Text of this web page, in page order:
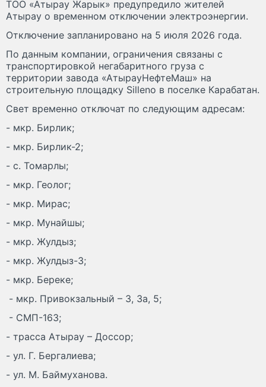
ТОО «Атырау Жарык» предупредило жителей
Атырау о временном отключении электроэнергии.
Отключение запланировано на 5 июля 2026 года.
По данным компании, ограничения связаны с
транспортировкой негабаритного груза с
территории завода «АтырауНефтеМаш» на
строительную площадку Silleno в поселке Карабатан.
Свет временно отключат по следующим адресам:
- мкр. Бирлик;
- мкр. Бирлик-2;
- с. Томарлы;
- мкр. Геолог;
- мкр. Мирас;
- мкр. Мунайшы;
- мкр. Жулдыз;
- мкр. Жулдыз-3;
- мкр. Береке;
- мкр. Привокзальный – 3, 3а, 5;
- СМП-163;
- трасса Атырау – Доссор;
- ул. Г. Бергалиева;
- ул. М. Баймуханова.